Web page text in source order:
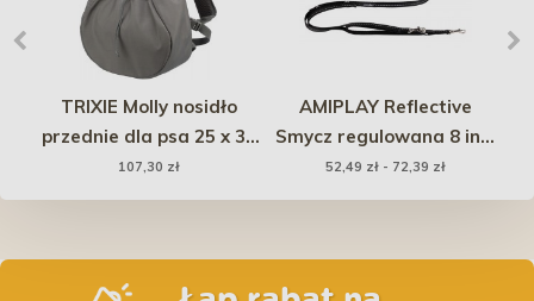
TRIXIE Molly nosidło
przednie dla psa 25 x 38
x 17 cm - szare
107,30 zł
AMIPLAY Reflective
Smycz regulowana 8 in 1
- Czarny
52,49 zł - 72,39 zł